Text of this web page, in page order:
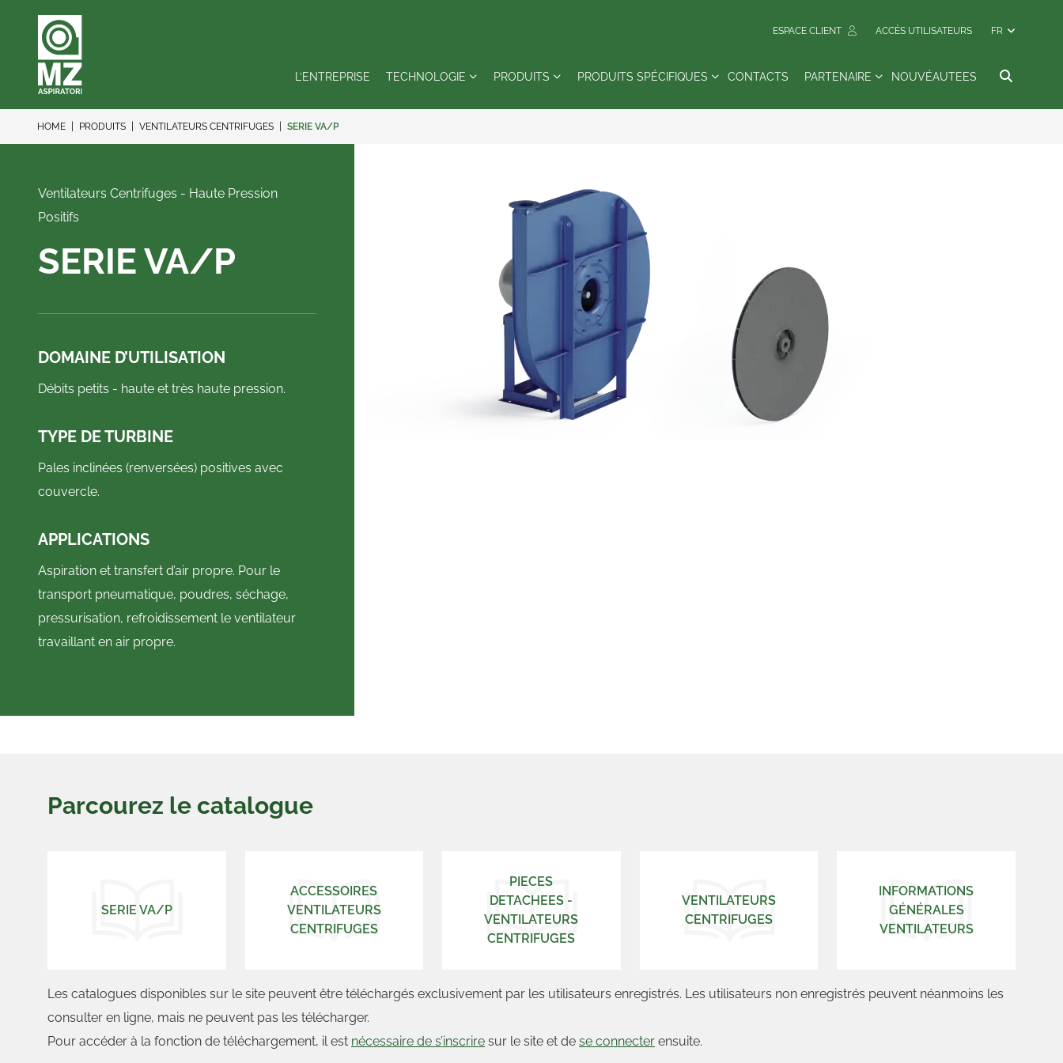
ESPACE CLIENT ACCÈS UTILISATEURS FR
L’ENTREPRISE TECHNOLOGIE PRODUITS PRODUITS SPÉCIFIQUES CONTACTS PARTENAIRE NOUVÉAUTEES
HOME PRODUITS VENTILATEURS CENTRIFUGES SERIE VA/P
Ventilateurs Centrifuges - Haute Pression
Positifs
SERIE VA/P
DOMAINE D’UTILISATION
Débits petits - haute et très haute pression.
TYPE DE TURBINE
Pales inclinées (renversées) positives avec
couvercle.
APPLICATIONS
Aspiration et transfert d’air propre. Pour le
transport pneumatique, poudres, séchage,
pressurisation, refroidissement le ventilateur
travaillant en air propre.
Parcourez le catalogue
SERIE VA/P
ACCESSOIRES
VENTILATEURS
CENTRIFUGES
PIECES
DETACHEES -
VENTILATEURS
CENTRIFUGES
VENTILATEURS
CENTRIFUGES
INFORMATIONS
GÉNÉRALES
VENTILATEURS
Les catalogues disponibles sur le site peuvent être téléchargés exclusivement par les utilisateurs enregistrés. Les utilisateurs non enregistrés peuvent néanmoins les
consulter en ligne, mais ne peuvent pas les télécharger.
Pour accéder à la fonction de téléchargement, il est nécessaire de s’inscrire sur le site et de se connecter ensuite.